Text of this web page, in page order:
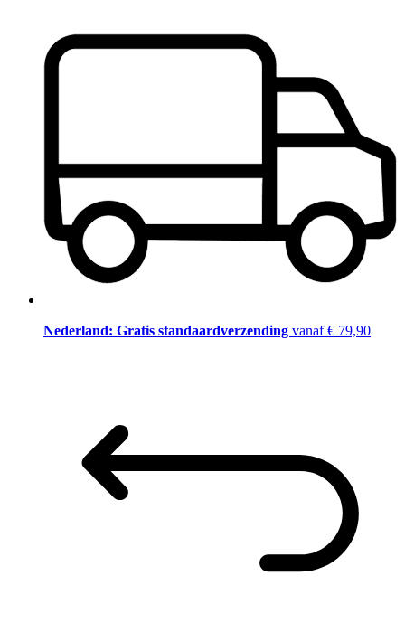
Nederland: Gratis standaardverzending vanaf € 79,90